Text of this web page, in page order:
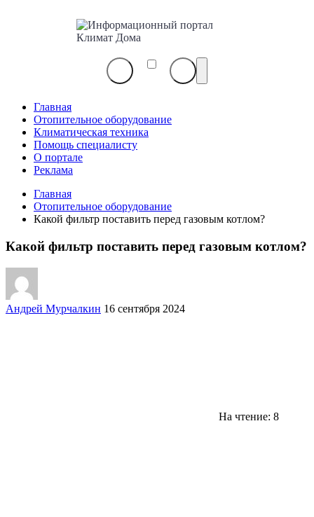
Информационный
Дома
Главная
Отопительное оборудование
Климатическая техника
Помощь специалисту
О портале
Реклама
Главная
Отопительное оборудование
Какой фильтр поставить перед газовым котлом?
Какой фильтр поставить перед газовым котлом?
Андрей Мурчалкин 16 сентября 2024
На чтение: 8